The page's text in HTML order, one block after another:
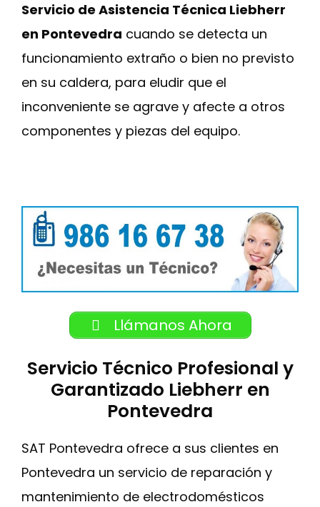
Servicio de Asistencia Técnica Liebherr
en Pontevedra cuando se detecta un
funcionamiento extraño o bien no previsto
en su caldera, para eludir que el
inconveniente se agrave y afecte a otros
componentes y piezas del equipo.
Llámanos Ahora
Servicio Técnico Profesional y
Garantizado Liebherr en
Pontevedra
SAT Pontevedra ofrece a sus clientes en
Pontevedra un servicio de reparación y
mantenimiento de electrodomésticos